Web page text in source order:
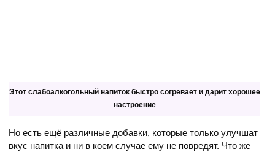
Этот слабоалкогольный напиток быстро согревает и дарит хорошее
настроение
Но есть ещё различные добавки, которые только улучшат
вкус напитка и ни в коем случае ему не повредят. Что же